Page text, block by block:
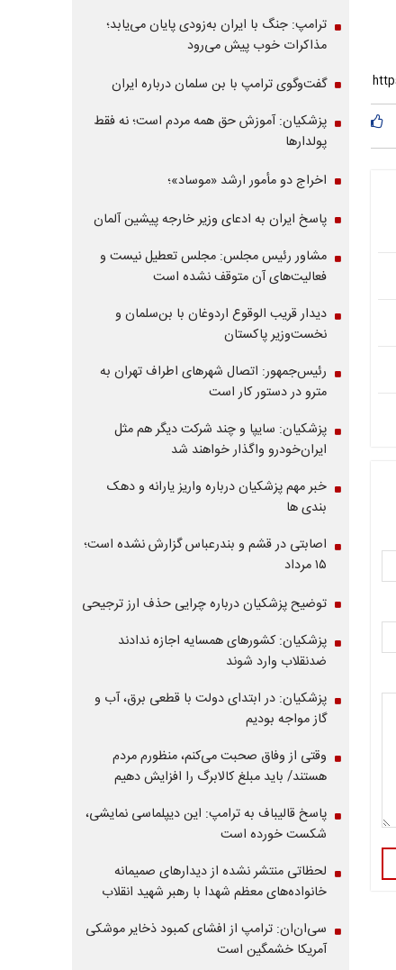
ترامپ: جنگ با ایران به‌زودی پایان می‌یابد؛
مذاکرات خوب پیش می‌رود
گفت‌وگوی ترامپ با بن سلمان درباره ایران
پزشکیان: آموزش حق همه مردم است؛ نه فقط
پولدارها
اخراج دو مأمور ارشد «موساد»؛
پاسخ ایران به ادعای وزیر خارجه پیشین آلمان
مشاور رئیس مجلس: مجلس تعطیل نیست و
فعالیت‌های آن متوقف نشده است
دیدار قریب الوقوع اردوغان با بن‌سلمان و
نخست‌وزیر پاکستان
رئیس‌جمهور: اتصال شهرهای اطراف تهران به
مترو در دستور کار است
پزشکیان: سایپا و چند شرکت دیگر هم مثل
ایران‌خودرو واگذار خواهند شد
خبر مهم پزشکیان درباره واریز یارانه و دهک
بندی ها
اصابتی در قشم و بندرعباس گزارش نشده است؛
۱۵ مرداد
توضیح پزشکیان درباره چرایی حذف ارز ترجیحی
پزشکیان: کشورهای همسایه اجازه ندادند
ضدنقلاب وارد شوند
پزشکیان: در ابتدای دولت با قطعی برق، آب و
گاز مواجه بودیم
وقتی از وفاق صحبت می‌کنم، منظورم مردم
هستند/ باید مبلغ کالابرگ را افزایش دهیم
پاسخ قالیباف به ترامپ: این دیپلماسی نمایشی،
شکست خورده است
لحظاتی منتشر نشده از دیدارهای صمیمانه
خانواده‌های معظم شهدا با رهبر شهید انقلاب
سی‌ان‌ان: ترامپ از افشای کمبود ذخایر موشکی
آمریکا خشمگین است